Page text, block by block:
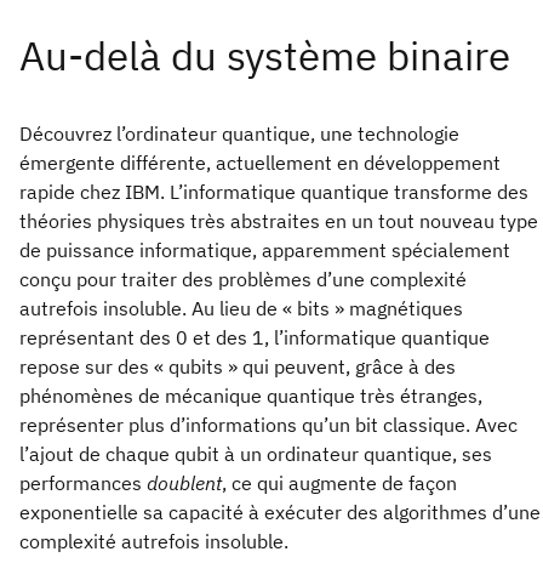
Découvrez l’ordinateur quantique, une technologie
émergente différente, actuellement en développement
rapide chez IBM. L’informatique quantique transforme des
théories physiques très abstraites en un tout nouveau type
de puissance informatique, apparemment spécialement
conçu pour traiter des problèmes d’une complexité
autrefois insoluble. Au lieu de « bits » magnétiques
représentant des 0 et des 1, l’informatique quantique
repose sur des « qubits » qui peuvent, grâce à des
phénomènes de mécanique quantique très étranges,
représenter plus d’informations qu’un bit classique. Avec
l’ajout de chaque qubit à un ordinateur quantique, ses
performances doublent, ce qui augmente de façon
exponentielle sa capacité à exécuter des algorithmes d’une
complexité autrefois insoluble.